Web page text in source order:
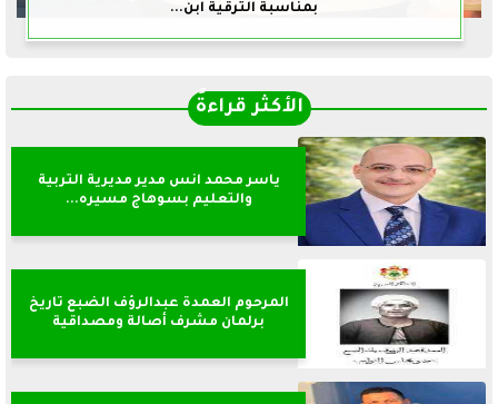
بمناسبة الترقية ابن...
الأكثر قراءةً
ياسر محمد انس مدير مديرية التربية
والتعليم بسوهاج مسيره...
المرحوم العمدة عبدالرؤف الضبع تاريخ
برلمان مشرف أصالة ومصداقية